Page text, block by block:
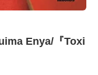
Enya/『Toxi